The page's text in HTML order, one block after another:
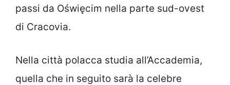
passi da Oświęcim nella parte sud-ovest
di Cracovia.
Nella città polacca studia all’Accademia,
quella che in seguito sarà la celebre